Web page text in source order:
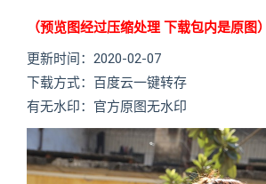
（预览图经过压缩处理 下载包内是原图）
更新时间：2020-02-07
下载方式：百度云一键转存
有无水印：官方原图无水印